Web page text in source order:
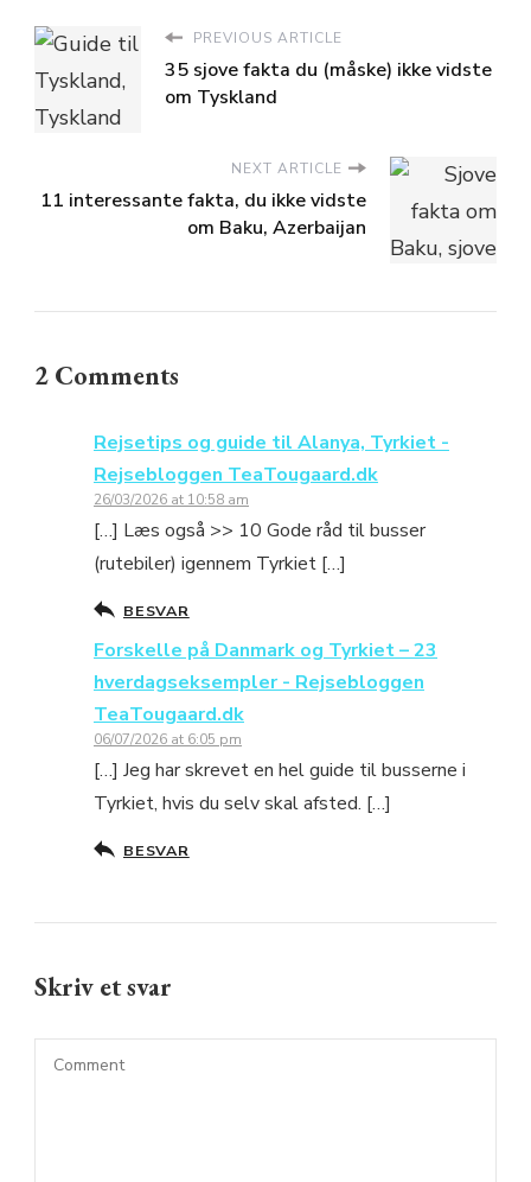
PREVIOUS ARTICLE
35 sjove fakta du (måske) ikke vidste
om Tyskland
NEXT ARTICLE
11 interessante fakta, du ikke vidste
om Baku, Azerbaijan
2 Comments
Rejsetips og guide til Alanya, Tyrkiet -
Rejsebloggen TeaTougaard.dk
26/03/2026 at 10:58 am
[…] Læs også >> 10 Gode råd til busser
(rutebiler) igennem Tyrkiet […]
BESVAR
Forskelle på Danmark og Tyrkiet – 23
hverdagseksempler - Rejsebloggen
TeaTougaard.dk
06/07/2026 at 6:05 pm
[…] Jeg har skrevet en hel guide til busserne i
Tyrkiet, hvis du selv skal afsted. […]
BESVAR
Skriv et svar